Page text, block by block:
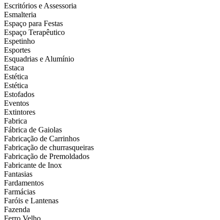
Escritórios e Assessoria
Esmalteria
Espaço para Festas
Espaço Terapêutico
Espetinho
Esportes
Esquadrias e Alumínio
Estaca
Estética
Estética
Estofados
Eventos
Extintores
Fabrica
Fábrica de Gaiolas
Fabricação de Carrinhos
Fabricação de churrasqueiras
Fabricação de Premoldados
Fabricante de Inox
Fantasias
Fardamentos
Farmácias
Faróis e Lantenas
Fazenda